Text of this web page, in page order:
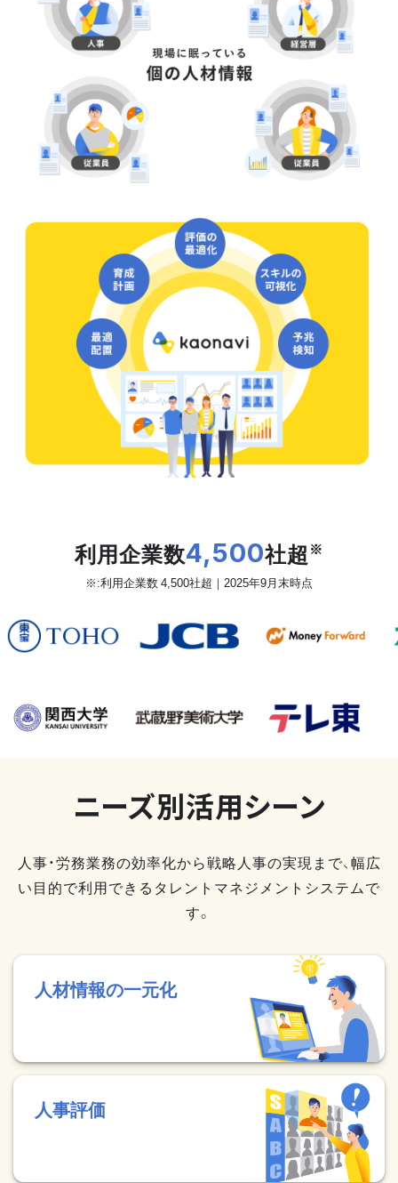
利用企業数4,500社超 ※
※:利用企業数 4,500社超｜2025年9月末時点
ニーズ別活用シーン
人事・労務業務の効率化から戦略人事の実現まで、幅広
い目的で利用できるタレントマネジメントシステムで
す。
人材情報の一元化
人事評価